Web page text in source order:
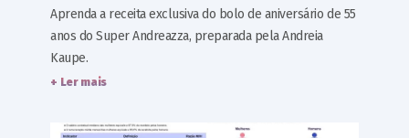
Aprenda a receita exclusiva do bolo de aniversário de 55
anos do Super Andreazza, preparada pela Andreia
Kaupe.
+ Ler mais